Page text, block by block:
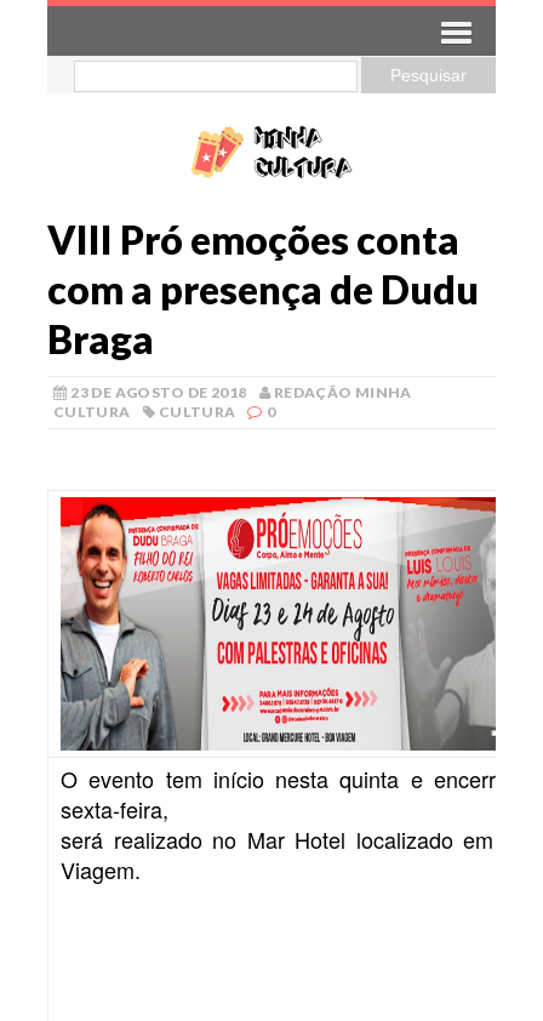
VIII Pró emoções conta
com a presença de Dudu
Braga
23 DE AGOSTO DE 2018
REDAÇÃO MINHA
CULTURA
CULTURA 0
O evento tem início nesta quinta e encerra na
sexta-feira,
será realizado no Mar Hotel localizado em Boa
Viagem.